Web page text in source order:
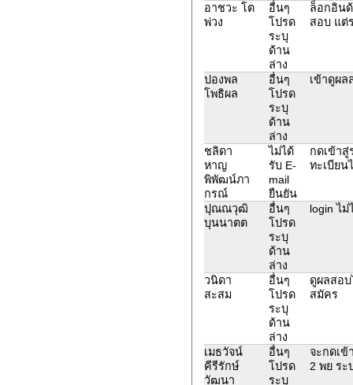
อาชวะ โต
พ่วง
อื่นๆ
โปรด
ระบุ
ด้าน
ล่าง
ล็อกอินด้
สอบ แต่
ปองพล
โพธิผล
อื่นๆ
โปรด
ระบุ
ด้าน
ล่าง
เข้าดูผล
ชลิดา
หาญ
พิพัฒน์ภา
กรณ์
ไม่ได้
รับ E-
mail
ยืนยัน
กดเข้า
ทะเบียน
ปุณณวุฒิ
บุนนาตต
อื่นๆ
โปรด
ระบุ
ด้าน
ล่าง
login ไ
วนิดา
สะสม
อื่นๆ
โปรด
ระบุ
ด้าน
ล่าง
ดูผลสอ
สมัคร
เมธวัจน์
คีรีรักษ์
วัฒนา
อื่นๆ
โปรด
ระบุ
จะกดเ
2 พย ระ